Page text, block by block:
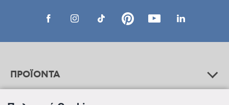
ΠΡΟΪΟΝΤΑ